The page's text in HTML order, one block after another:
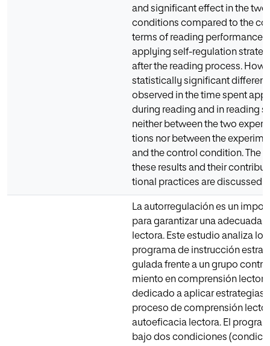
and significant effect in the
conditions compared to the
terms of reading performance
applying self-regulation
after the reading process.
statistically significant
observed in the time spent
during reading and in reading
neither between the two
tions nor between the
and the control condition. The
these results and their
tional practices are discussed.
La autorregulación es un
para garantizar una adecuada
lectora. Este estudio analiza
programa de instrucción
gulada frente a un grupo
miento en comprensión
dedi­cado a aplicar estrategias
proceso de comprensión
autoeficacia lectora. El
bajo dos condicio­nes